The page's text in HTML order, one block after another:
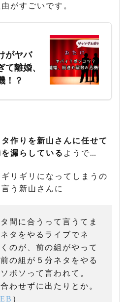
がすごいです。
がヤバ
離婚、
！？
作りを新山さんに任せて
漏らしている ようで…
リギリになってしまうの
う新山さんに
間に合うって言うてま
タをやるライブでネ
のが、前の組がやって
の組が５分ネタをやる
ボソって言われて。
わせずに出たりとか。
）